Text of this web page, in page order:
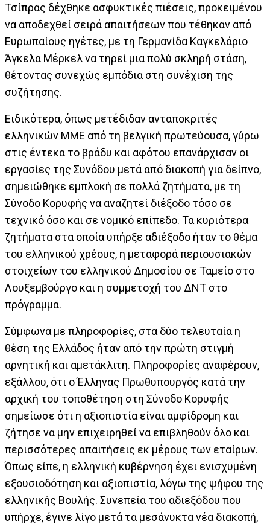
Τσίπρας δέχθηκε ασφυκτικές πιέσεις, προκειμένου
να αποδεχθεί σειρά απαιτήσεων που τέθηκαν από
Ευρωπαίους ηγέτες, με τη Γερμανίδα Καγκελάριο
Άγκελα Μέρκελ να τηρεί μια πολύ σκληρή στάση,
θέτοντας συνεχώς εμπόδια στη συνέχιση της
συζήτησης.
Ειδικότερα, όπως μετέδιδαν ανταποκριτές
ελληνικών ΜΜΕ από τη βελγική πρωτεύουσα, γύρω
στις έντεκα το βράδυ και αφότου επανάρχισαν οι
εργασίες της Συνόδου μετά από διακοπή για δείπνο,
σημειώθηκε εμπλοκή σε πολλά ζητήματα, με τη
Σύνοδο Κορυφής να αναζητεί διέξοδο τόσο σε
τεχνικό όσο και σε νομικό επίπεδο. Τα κυριότερα
ζητήματα στα οποία υπήρξε αδιέξοδο ήταν το θέμα
του ελληνικού χρέους, η μεταφορά περιουσιακών
στοιχείων του ελληνικού Δημοσίου σε Ταμείο στο
Λουξεμβούργο και η συμμετοχή του ΔΝΤ στο
πρόγραμμα.
Σύμφωνα με πληροφορίες, στα δύο τελευταία η
θέση της Ελλάδος ήταν από την πρώτη στιγμή
αρνητική και αμετάκλιτη. Πληροφορίες αναφέρουν,
εξάλλου, ότι ο Έλληνας Πρωθυπουργός κατά την
αρχική του τοποθέτηση στη Σύνοδο Κορυφής
σημείωσε ότι η αξιοπιστία είναι αμφίδρομη και
ζήτησε να μην επιχειρηθεί να επιβληθούν όλο και
περισσότερες απαιτήσεις εκ μέρους των εταίρων.
Όπως είπε, η ελληνική κυβέρνηση έχει ενισχυμένη
εξουσιοδότηση και αξιοπιστία, λόγω της ψήφου της
ελληνικής Βουλής. Συνεπεία του αδιεξόδου που
υπήρχε, έγινε λίγο μετά τα μεσάνυκτα νέα διακοπή,